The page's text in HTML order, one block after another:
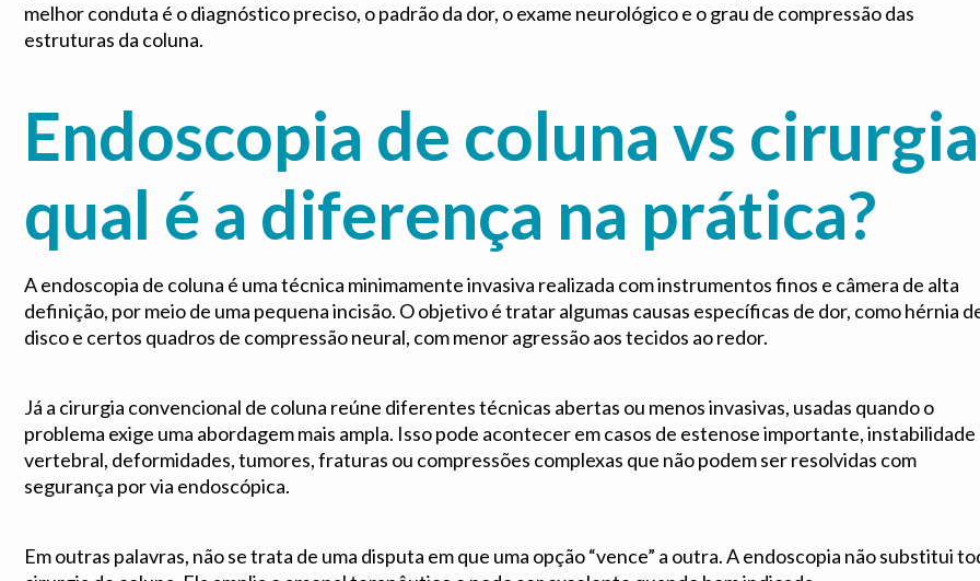
melhor conduta é o diagnóstico preciso, o padrão da dor, o exame neurológico e o grau de compressão das
estruturas da coluna.
Endoscopia de coluna vs
qual é a diferença na prática?
A endoscopia de coluna é uma técnica minimamente invasiva realizada com instrumentos finos e câmera de alta
definição, por meio de uma pequena incisão. O objetivo é tratar algumas causas específicas de dor, como hérnia
disco e certos quadros de compressão neural, com menor agressão aos tecidos ao redor.
Já a cirurgia convencional de coluna reúne diferentes técnicas abertas ou menos invasivas, usadas quando o
problema exige uma abordagem mais ampla. Isso pode acontecer em casos de estenose importante, instabilidade
vertebral, deformidades, tumores, fraturas ou compressões complexas que não podem ser resolvidas com
segurança por via endoscópica.
Em outras palavras, não se trata de uma disputa em que uma opção “vence” a outra. A endoscopia não substitui